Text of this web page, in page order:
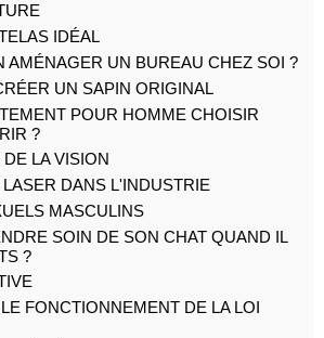
IDÉAL
AMÉNAGER UN BUREAU CHEZ SOI ?
UN SAPIN ORIGINAL
POUR HOMME CHOISIR
?
LA VISION
DANS L'INDUSTRIE
MASCULINS
SOIN DE SON CHAT QUAND IL
?
FONCTIONNEMENT DE LA LOI